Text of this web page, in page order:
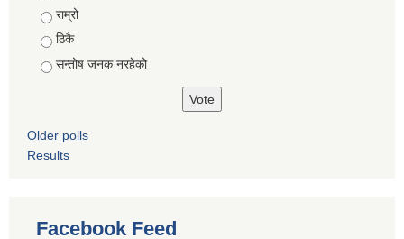
राम्रो
ठिकै
सन्तोष जनक नरहेको
Older polls
Results
Facebook Feed